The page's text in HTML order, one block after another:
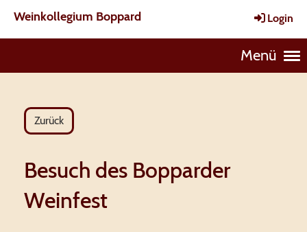
Weinkollegium Boppard Login
Menü
Zurück
Besuch des Bopparder
Weinfest